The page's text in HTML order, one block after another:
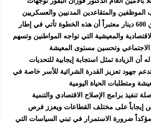
الموظفين والمتقاعدين المدنيين والعسكريين
الذين تقل رواتبهم عن 600 دينار معتبراً أن هذه الخطوة تأتي في إطار
والمعيشية التي تواجه المواطنين وتسهم
أن الزيادة تمثل استجابة إيجابية للتحديات
وتدعم جهود تعزيز القدرة الشرائية للأسر خاصة في
تنفيذ برامج الإصلاح الاقتصادي والتنمية
إيجاباً على مختلف القطاعات ويعزز فرص
مؤكداً ضرورة الاستمرار في تبني السياسات التي